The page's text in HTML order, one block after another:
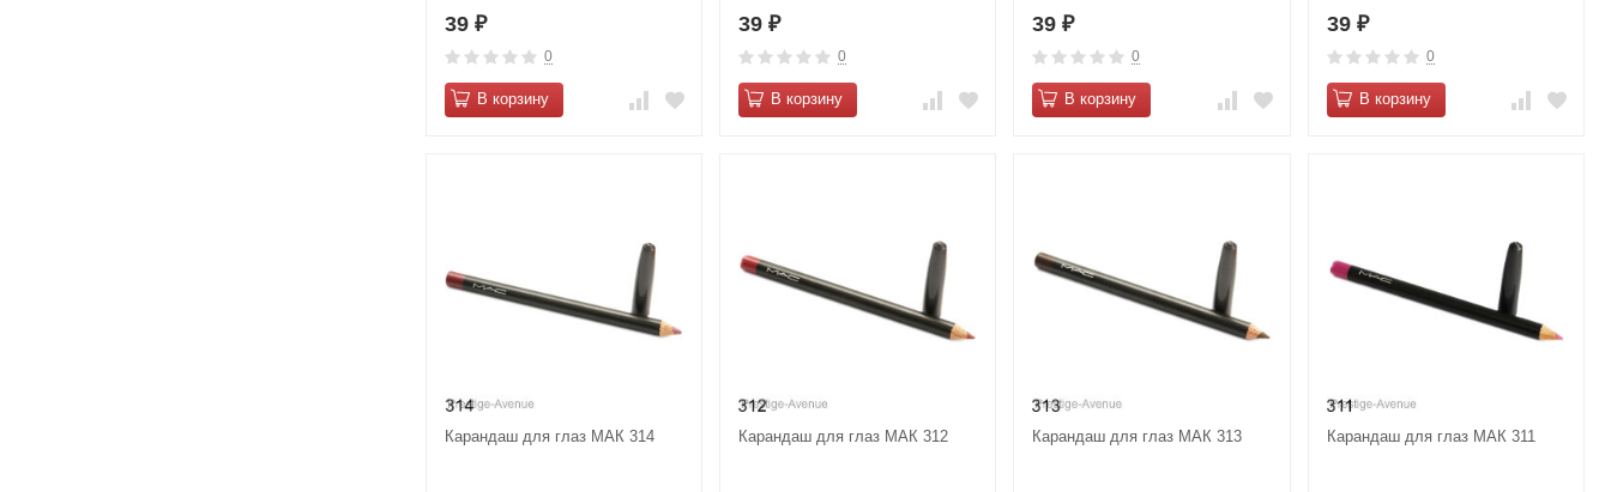
39 ₽
0
В корзину
39 ₽
0
В корзину
39₽
0
В корзину
39 ₽
0
В корзину
Карандаш для глаз МАК 314 Карандаш для глаз МАК 312 Карандаш для глаз МАК 313 Карандаш для глаз МАК 311